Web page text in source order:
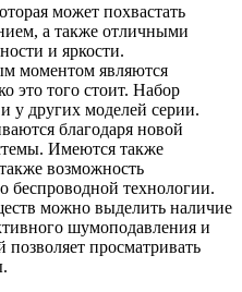
может похвастать
а также отличными
и яркости.
моментом являются
это того стоит. Набор
у других моделей серии.
благодаря новой
Имеются также
возможность
беспроводной технологии.
можно выделить наличие
шумоподавления и
просматривать